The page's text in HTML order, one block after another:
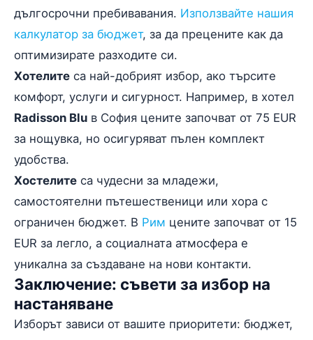
дългосрочни пребивавания. Използвайте нашия
калкулатор за бюджет, за да прецените как да
оптимизирате разходите си.
Хотелите са най-добрият избор, ако търсите
комфорт, услуги и сигурност. Например, в хотел
Radisson Blu в София цените започват от 75 EUR
за нощувка, но осигуряват пълен комплект
удобства.
Хостелите са чудесни за младежи,
самостоятелни пътешественици или хора с
ограничен бюджет. В Рим цените започват от 15
EUR за легло, а социалната атмосфера е
уникална за създаване на нови контакти.
Заключение: съвети за избор на
настаняване
Изборът зависи от вашите приоритети: бюджет,